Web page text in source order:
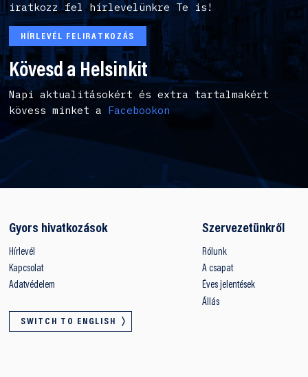
iratkozz fel hírlevelünkre Te is!
HÍRLEVÉL FELIRATKOZÁS
Kövesd a Helsinkit
Napi aktualitásokért és extra tartalmakért
kövess minket a Facebookon
Gyors hivatkozások
Hírlevél
Kapcsolat
Adatvédelem
SWITCH TO ENGLISH
Szervezetünkről
Rólunk
A csapat
Éves jelentések
Állás